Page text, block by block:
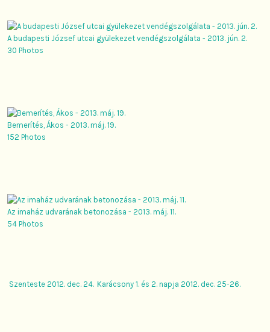
A budapesti József utcai gyülekezet vendégszolgálata - 2013. jún. 2.
30 Photos
Bemerítés, Ákos - 2013. máj. 19.
152 Photos
Az imaház udvarának betonozása - 2013. máj. 11.
54 Photos
Szenteste 2012. dec. 24. Karácsony 1. és 2. napja 2012. dec. 25-26.